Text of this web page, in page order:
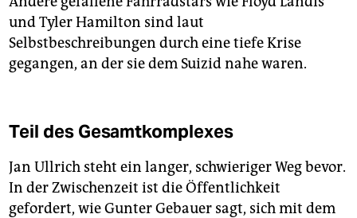
und Tyler Hamilton sind laut
Selbstbeschreibungen durch eine tiefe Krise
gegangen, an der sie dem Suizid nahe waren.
Teil des Gesamtkomplexes
Jan Ullrich steht ein langer, schwieriger Weg bevor.
In der Zwischenzeit ist die Öffentlichkeit
gefordert, wie Gunter Gebauer sagt, sich mit dem